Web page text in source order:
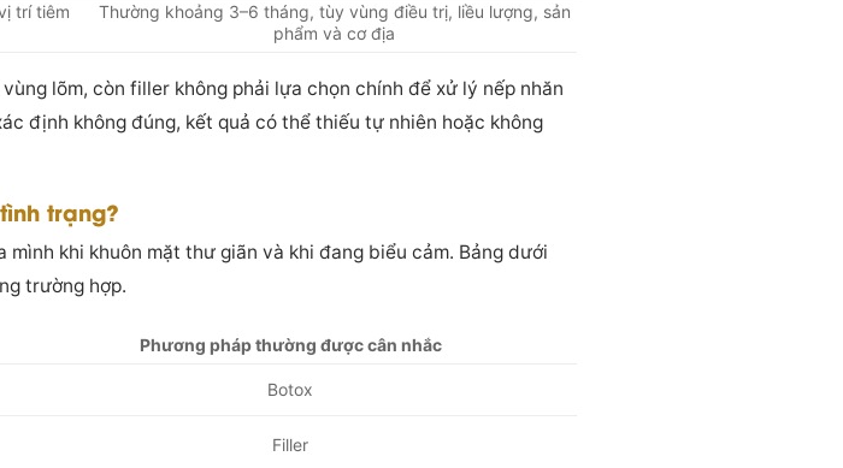
trí tiêm
Thường khoảng 3–6 tháng, tùy vùng điều trị, liều lượng, sản
phẩm và cơ địa
lõm, còn filler không phải lựa chọn chính để xử lý nếp nhăn
định không đúng, kết quả có thể thiếu tự nhiên hoặc không
trạng?
khi khuôn mặt thư giãn và khi đang biểu cảm. Bảng dưới
trường hợp.
Phương pháp thường được cân nhắc
Botox
Filler